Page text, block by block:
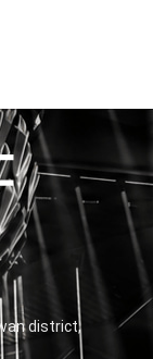
district,